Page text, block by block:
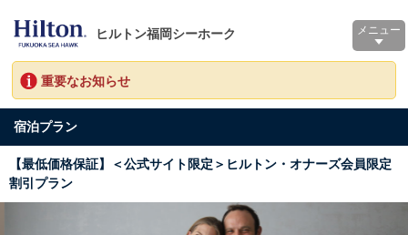
ヒルトン福岡シーホーク メニュー
重要なお知らせ
宿泊プラン
【最低価格保証】＜公式サイト限定＞ヒルトン・オナーズ会員限定
割引プラン